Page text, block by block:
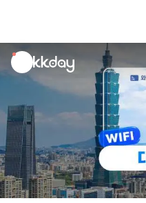
unread
notifications